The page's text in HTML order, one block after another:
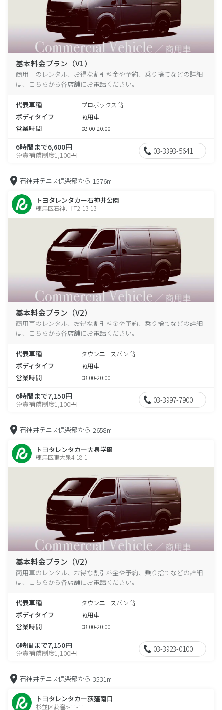
基本料金プラン（V1）
商用車のレンタル、お得な割引料金や予約、乗り捨てなどの詳細
は、こちらから各店舗にお電話ください。
代表車種 プロボックス 等
ボディタイプ 商用車
営業時間 08:00-20:00
6時間まで6,600円
免責補償制度1,100円 03-3393-5641
石神井テニス倶楽部から 1576m
トヨタレンタカー石神井公園
練馬区石神井町2-13-13
基本料金プラン（V2）
商用車のレンタル、お得な割引料金や予約、乗り捨てなどの詳細
は、こちらから各店舗にお電話ください。
代表車種 タウンエースバン 等
ボディタイプ 商用車
営業時間 08:00-20:00
6時間まで7,150円
免責補償制度1,100円 03-3997-7900
石神井テニス倶楽部から 2658m
トヨタレンタカー大泉学園
練馬区東大泉4-18-1
基本料金プラン（V2）
商用車のレンタル、お得な割引料金や予約、乗り捨てなどの詳細
は、こちらから各店舗にお電話ください。
代表車種 タウンエースバン 等
ボディタイプ 商用車
営業時間 08:00-20:00
6時間まで7,150円
免責補償制度1,100円 03-3923-0100
石神井テニス倶楽部から 3531m
トヨタレンタカー荻窪南口
杉並区荻窪5-11-11